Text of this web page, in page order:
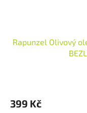
Rapunzel Olivový
399 Kč